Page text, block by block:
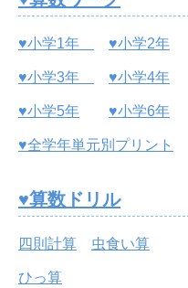
♥小学1年 ♥小学2年
♥小学3年 ♥小学4年
♥小学5年 ♥小学6年
♥全学年単元別プリント
♥算数ドリル
四則計算 虫食い算
ひっ算